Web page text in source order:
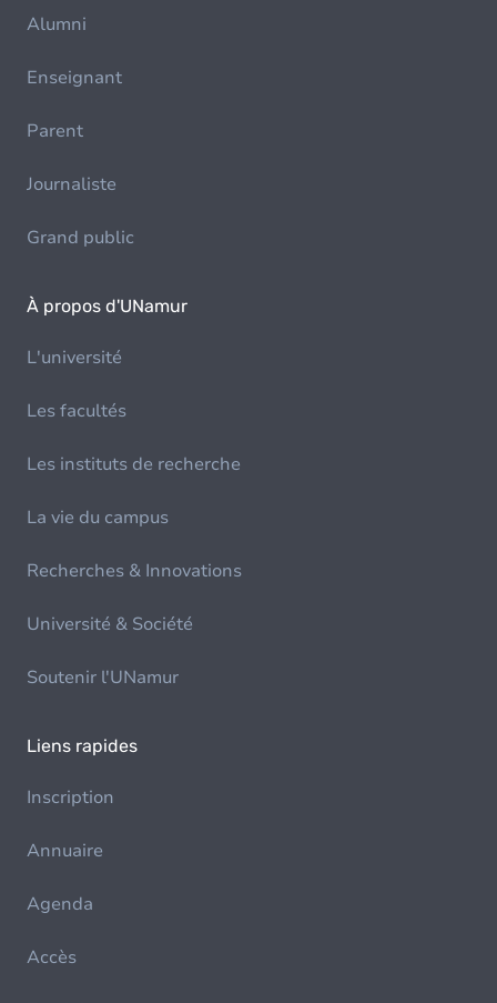
Alumni
Enseignant
Parent
Journaliste
Grand public
À propos d'UNamur
L'université
Les facultés
Les instituts de recherche
La vie du campus
Recherches & Innovations
Université & Société
Soutenir l'UNamur
Liens rapides
Inscription
Annuaire
Agenda
Accès